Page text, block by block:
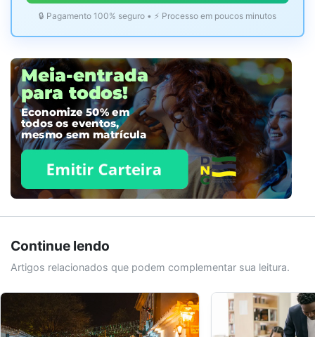
🔒 Pagamento 100% seguro • ⚡ Processo em poucos minutos
Continue lendo
Artigos relacionados que podem complementar sua leitura.